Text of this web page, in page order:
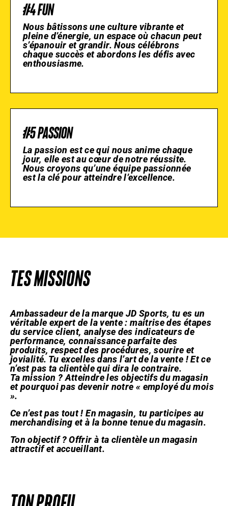
#4 FUN
Nous bâtissons une culture vibrante et
pleine d’énergie, un espace où chacun peut
s’épanouir et grandir. Nous célébrons
chaque succès et abordons les défis avec
enthousiasme.
#5 PASSION
La passion est ce qui nous anime chaque
jour, elle est au cœur de notre réussite.
Nous croyons qu’une équipe passionnée
est la clé pour atteindre l’excellence.
TES MISSIONS
Ambassadeur de la marque JD Sports, tu es un
véritable expert de la vente : maitrise des étapes
du service client, analyse des indicateurs de
performance, connaissance parfaite des
produits, respect des procédures, sourire et
jovialité. Tu excelles dans l’art de la vente ! Et ce
n’est pas ta clientèle qui dira le contraire.
Ta mission ? Atteindre les objectifs du magasin
et pourquoi pas devenir notre « employé du mois
».
Ce n’est pas tout ! En magasin, tu participes au
merchandising et à la bonne tenue du magasin.
Ton objectif ? Offrir à ta clientèle un magasin
attractif et accueillant.